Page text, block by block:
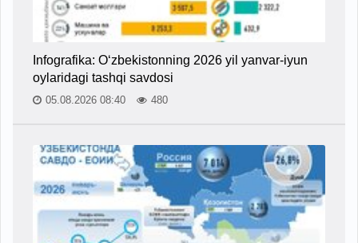
Infografika: O‘zbekistonning 2026 yil yanvar-iyun
oylaridagi tashqi savdosi
05.08.2026 08:40 480